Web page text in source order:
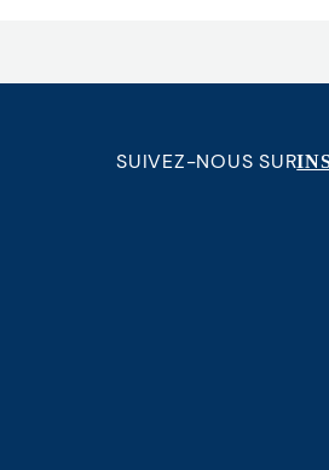
SUIVEZ-NOUS SUR